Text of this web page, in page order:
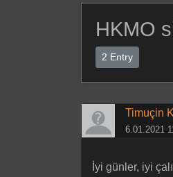
HKMO
2 Entry
Timuçin
6.01.2021
İyi günler, iyi